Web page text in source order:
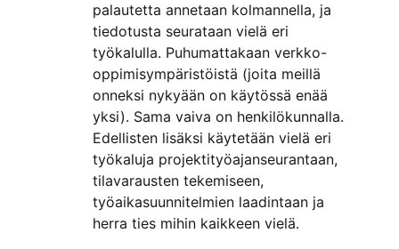
palautetta annetaan kolmannella, ja
tiedotusta seurataan vielä eri
työkalulla. Puhumattakaan verkko-
oppimisympäristöistä (joita meillä
onneksi nykyään on käytössä enää
yksi). Sama vaiva on henkilökunnalla.
Edellisten lisäksi käytetään vielä eri
työkaluja projektityöajanseurantaan,
tilavarausten tekemiseen,
työaikasuunnitelmien laadintaan ja
herra ties mihin kaikkeen vielä.